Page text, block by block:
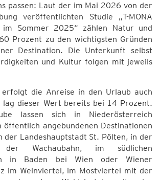
passen: Laut der im Mai 2026 von der
veröffentlichten Studie „T-MONA
im Sommer 2025“ zählen Natur und
Prozent zu den wichtigsten Gründen
Destination. Die Unterkunft selbst
und Kultur folgen mit jeweils
die Anreise in den Urlaub auch
dieser Wert bereits bei 14 Prozent.
lassen sich in Niederösterreich
öffentlich angebundenen Destinationen
der Landeshauptstadt St. Pölten, in der
Wachaubahn, im südlichen
in Baden bei Wien oder Wiener
im Weinviertel, im Mostviertel mit der